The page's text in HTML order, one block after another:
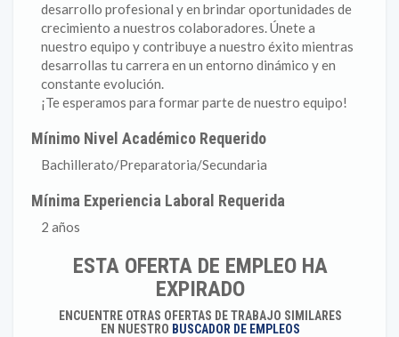
desarrollo profesional y en brindar oportunidades de
crecimiento a nuestros colaboradores. Únete a
nuestro equipo y contribuye a nuestro éxito mientras
desarrollas tu carrera en un entorno dinámico y en
constante evolución.
¡Te esperamos para formar parte de nuestro equipo!
Mínimo Nivel Académico Requerido
Bachillerato/Preparatoria/Secundaria
Mínima Experiencia Laboral Requerida
2 años
ESTA OFERTA DE EMPLEO HA
EXPIRADO
ENCUENTRE OTRAS OFERTAS DE TRABAJO SIMILARES
EN NUESTRO BUSCADOR DE EMPLEOS